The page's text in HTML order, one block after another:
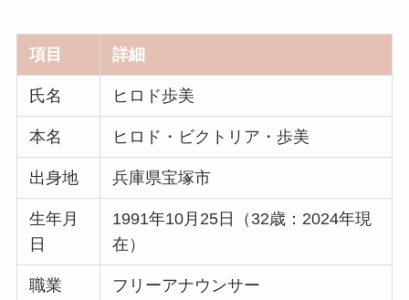
項目 詳細
氏名 ヒロド歩美
本名 ヒロド・ビクトリア・歩美
出身地 兵庫県宝塚市
生年月
日
1991年10月25日（32歳：2024年現
在）
職業 フリーアナウンサー